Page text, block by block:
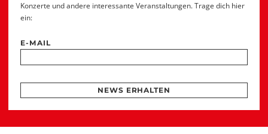
Konzerte und andere interessante Veranstaltungen. Trage dich hier
ein:
E-MAIL
NEWS ERHALTEN